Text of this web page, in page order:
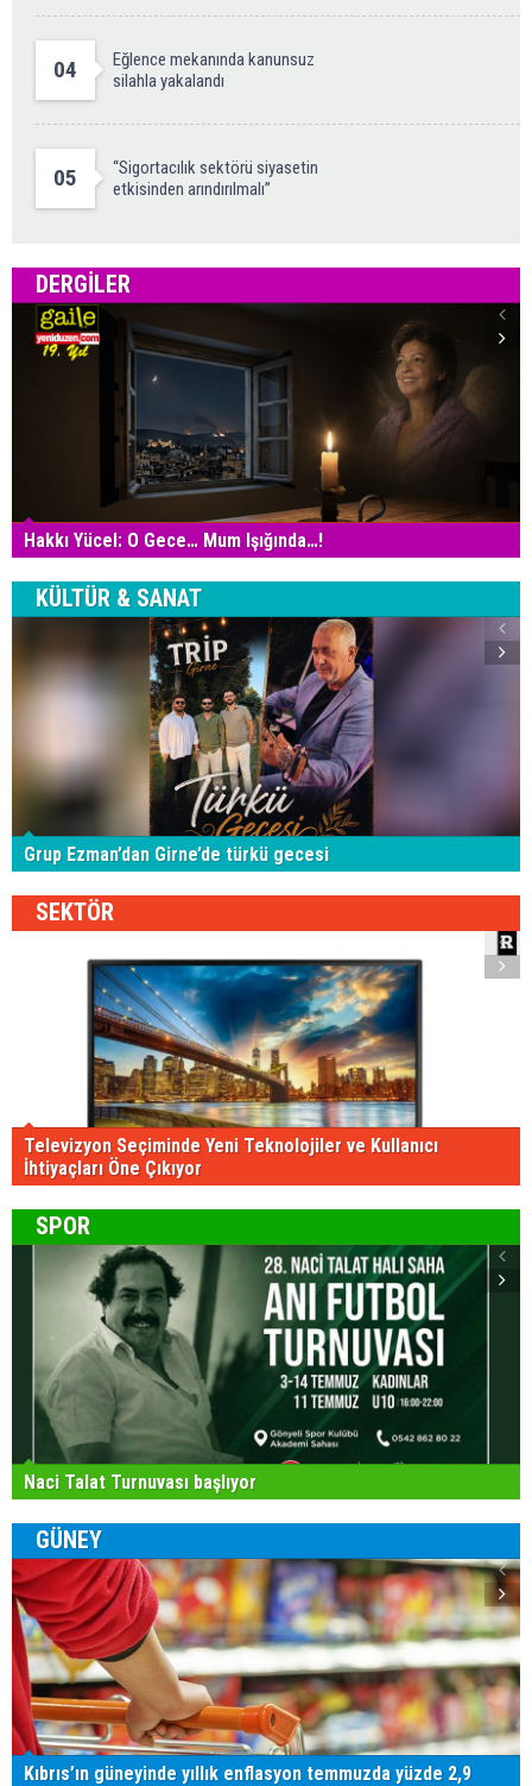
04
Eğlence mekanında kanunsuz
silahla yakalandı
05
“Sigortacılık sektörü siyasetin
etkisinden arındırılmalı”
DERGILER
Hakkı Yücel: O Gece… Mum Işığında…!
KÜLTÜR & SANAT
Grup Ezman’dan Girne’de türkü gecesi
SEKTÖR
Televizyon Seçiminde Yeni Teknolojiler ve Kullanıcı
İhtiyaçları Öne Çıkıyor
SPOR
Naci Talat Turnuvası başlıyor
GÜNEY
Kıbrıs’ın güneyinde yıllık enflasyon temmuzda yüzde 2,9